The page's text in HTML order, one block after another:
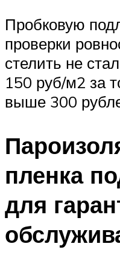
Пробковую
проверки
стелить не
150 руб/м2 за
выше 300
пленка
для